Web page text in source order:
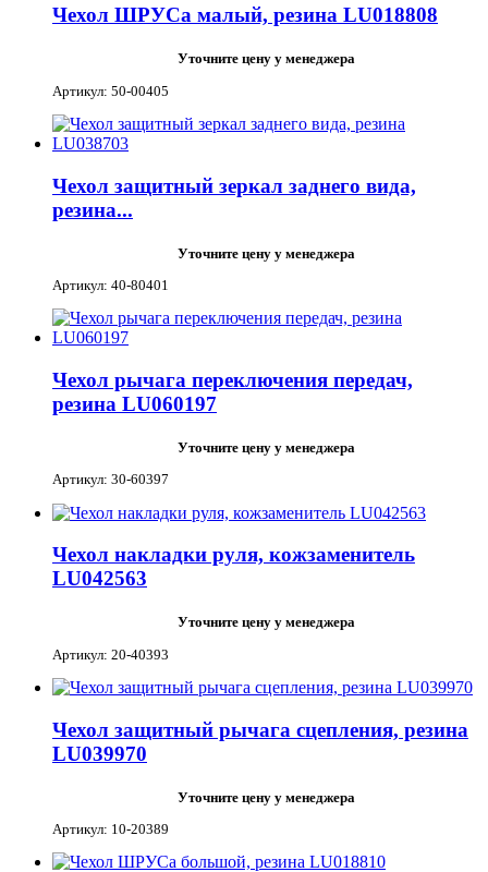
Чехол ШРУСа малый, резина LU018808
Уточните цену у менеджера
Артикул: 50-00405
Чехол защитный зеркал заднего вида,
резина...
Уточните цену у менеджера
Артикул: 40-80401
Чехол рычага переключения передач,
резина LU060197
Уточните цену у менеджера
Артикул: 30-60397
Чехол накладки руля, кожзаменитель
LU042563
Уточните цену у менеджера
Артикул: 20-40393
Чехол защитный рычага сцепления, резина
LU039970
Уточните цену у менеджера
Артикул: 10-20389